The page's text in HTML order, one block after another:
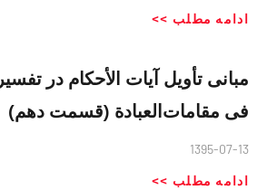
ادامه مطلب >>
مبانی تأویل آیات الأحکام در
فی مقامات‌العبادة (قسمت دهم)
1395-07-13
ادامه مطلب >>